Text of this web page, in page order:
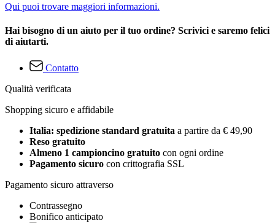
Qui puoi trovare maggiori informazioni.
Hai bisogno di un aiuto per il tuo ordine? Scrivici e saremo felici
di aiutarti.
Contatto
Qualità verificata
Shopping sicuro e affidabile
Italia: spedizione standard gratuita a partire da € 49,90
Reso gratuito
Almeno 1 campioncino gratuito con ogni ordine
Pagamento sicuro con crittografia SSL
Pagamento sicuro attraverso
Contrassegno
Bonifico anticipato